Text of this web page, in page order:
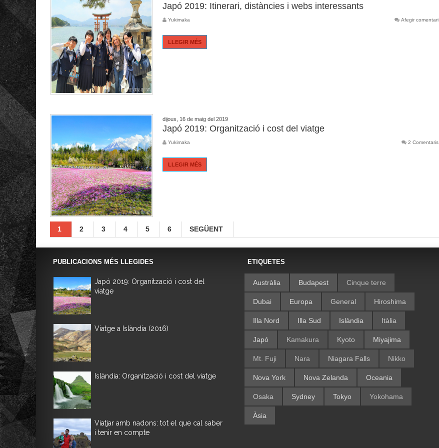
Japó 2019: Itinerari, distàncies i webs interessants
Yukimaka Afegir comentari
LLEGIR MÉS
dijous, 16 de maig del 2019
Japó 2019: Organització i cost del viatge
Yukimaka 2 Comentaris
LLEGIR MÉS
1 2 3 4 5 6 SEGÜENT
PUBLICACIONS MÉS LLEGIDES
Japó 2019: Organització i cost del
viatge
Viatge a Islàndia (2016)
Islàndia: Organització i cost del viatge
Viatjar amb nadons: tot el que cal saber
i tenir en compte
ETIQUETES
Austràlia Budapest Cinque terre
Dubai Europa General Hiroshima
Illa Nord Illa Sud Islàndia Itàlia
Japó Kamakura Kyoto Miyajima
Mt. Fuji Nara Niagara Falls Nikko
Nova York Nova Zelanda Oceania
Osaka Sydney Tokyo Yokohama
Àsia